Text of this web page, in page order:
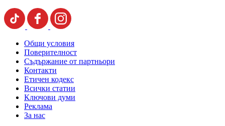
Общи условия
Поверителност
Съдържание от партньори
Контакти
Етичен кодекс
Всички статии
Ключови думи
Реклама
За нас